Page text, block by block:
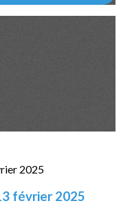
février 2025